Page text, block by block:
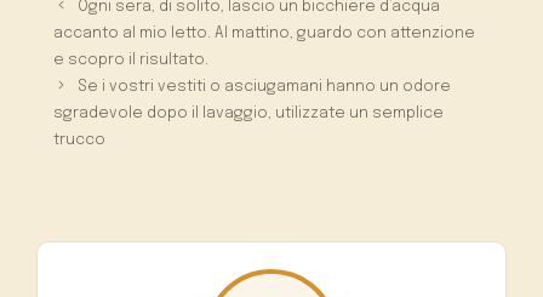
Ogni sera, di solito, lascio un bicchiere d’acqua
accanto al mio letto. Al mattino, guardo con attenzione
e scopro il risultato.
Se i vostri vestiti o asciugamani hanno un odore
sgradevole dopo il lavaggio, utilizzate un semplice
trucco